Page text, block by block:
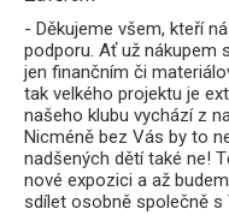
- Děkujeme všem, kteří
podporu. Ať už nákupem
jen finančním či
tak velkého projektu je
našeho klubu vychází z
Nicméně bez Vás by to
nadšených dětí také ne!
nové expozici a až
sdílet osobně společně s